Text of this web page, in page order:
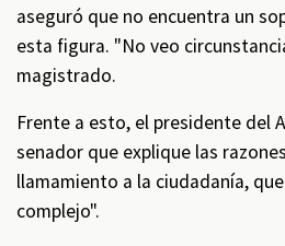
aseguró que no encuentra un
esta figura. "No veo
magistrado.
Frente a esto, el presidente del
senador que explique las
llamamiento a la ciudadanía,
complejo".